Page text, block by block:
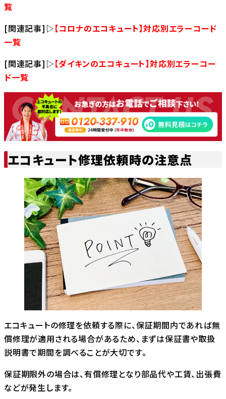
覧
[関連記事]▷【コロナのエコキュート】対応別エラーコード
一覧
[関連記事]▷【ダイキンのエコキュート】対応別エラーコー
ド一覧
エコキュート修理依頼時の注意点
エコキュートの修理を依頼する際に、保証期間内であれば無
償修理が適用される場合があるため、まずは保証書や取扱
説明書で期間を調べることが大切です。
保証期限外の場合は、有償修理となり部品代や工賃、出張費
などが発生します。